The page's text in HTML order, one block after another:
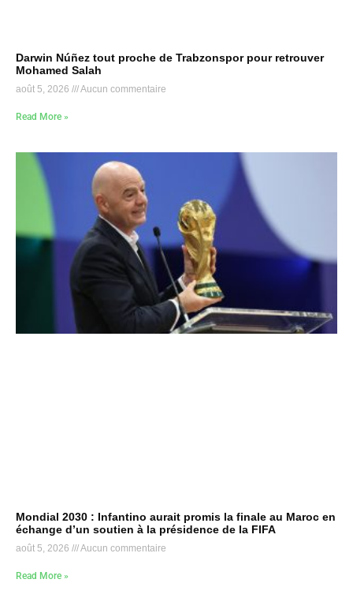
Darwin Núñez tout proche de Trabzonspor pour retrouver
Mohamed Salah
août 5, 2026 Aucun commentaire
Read More »
Mondial 2030 : Infantino aurait promis la finale au Maroc en
échange d’un soutien à la présidence de la FIFA
août 5, 2026 Aucun commentaire
Read More »